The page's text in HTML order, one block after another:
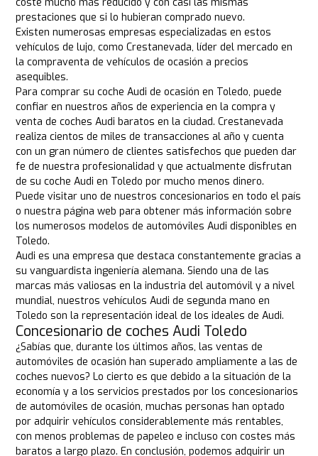
prestaciones que si lo hubieran comprado nuevo.
Existen numerosas empresas especializadas en estos
vehículos de lujo, como Crestanevada, líder del mercado en
la compraventa de vehículos de ocasión a precios
asequibles.
Para comprar su coche Audi de ocasión en Toledo, puede
confiar en nuestros años de experiencia en la compra y
venta de coches Audi baratos en la ciudad. Crestanevada
realiza cientos de miles de transacciones al año y cuenta
con un gran número de clientes satisfechos que pueden dar
fe de nuestra profesionalidad y que actualmente disfrutan
de su coche Audi en Toledo por mucho menos dinero.
Puede visitar uno de nuestros concesionarios en todo el país
o nuestra página web para obtener más información sobre
los numerosos modelos de automóviles Audi disponibles en
Toledo.
Audi es una empresa que destaca constantemente gracias a
su vanguardista ingeniería alemana. Siendo una de las
marcas más valiosas en la industria del automóvil y a nivel
mundial, nuestros vehículos Audi de segunda mano en
Toledo son la representación ideal de los ideales de Audi.
Concesionario de coches Audi Toledo
¿Sabías que, durante los últimos años, las ventas de
automóviles de ocasión han superado ampliamente a las de
coches nuevos? Lo cierto es que debido a la situación de la
economía y a los servicios prestados por los concesionarios
de automóviles de ocasión, muchas personas han optado
por adquirir vehículos considerablemente más rentables,
con menos problemas de papeleo e incluso con costes más
baratos a largo plazo. En conclusión, podemos adquirir un